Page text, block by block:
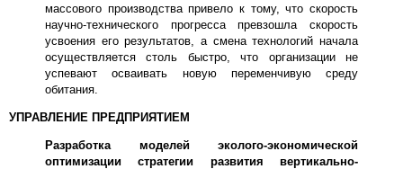
массового производства привело к тому, что скорость
научно-технического прогресса превзошла скорость
усвоения его результатов, а смена технологий начала
осуществляется столь быстро, что организации не
успевают осваивать новую переменчивую среду
обитания.
УПРАВЛЕНИЕ ПРЕДПРИЯТИЕМ
Разработка моделей эколого-экономической
оптимизации стратегии развития вертикально-